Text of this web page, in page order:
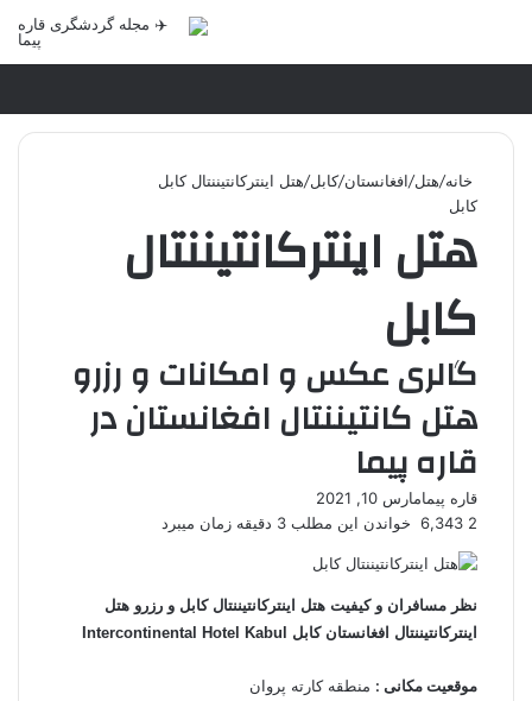
خانه/هتل/افغانستان/کابل/هتل اینترکانتیننتال کابل
کابل
هتل اینترکانتیننتال
کابل
گالری عکس و امکانات و رزرو
هتل کانتیننتال افغانستان در
قاره پیما
قاره پیمامارس 10, 2021
2
خواندن این مطلب 3 دقیقه زمان میبرد
نظر مسافران و کیفیت هتل اینترکانتیننتال کابل و رزرو هتل
اینترکانتیننتال افغانستان کابل Intercontinental Hotel Kabul
موقعیت مکانی : منطقه کارته پروان